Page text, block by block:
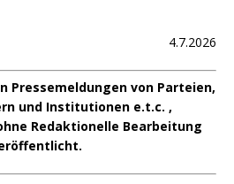
4.7.2026
Pressemeldungen von Parteien,
und Institutionen e.t.c. ,
Redaktionelle Bearbeitung